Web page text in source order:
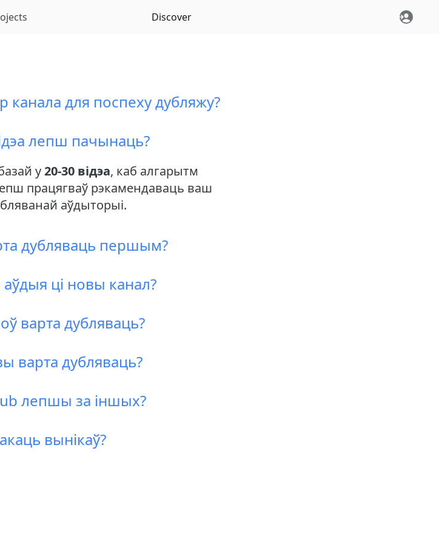
Discover
канала для поспеху дубляжу?
лепш пачынаць?
у20-30 відэа, каб алгарытм
працягваў рэкамендаваць ваш
аўдыторыі.
дубляваць першым?
ці новы канал?
варта дубляваць?
варта дубляваць?
лепшы за іншых?
вынікаў?